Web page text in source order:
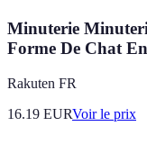
Minuterie
Forme De Chat
Rakuten FR
16.19 EURVoir le prix